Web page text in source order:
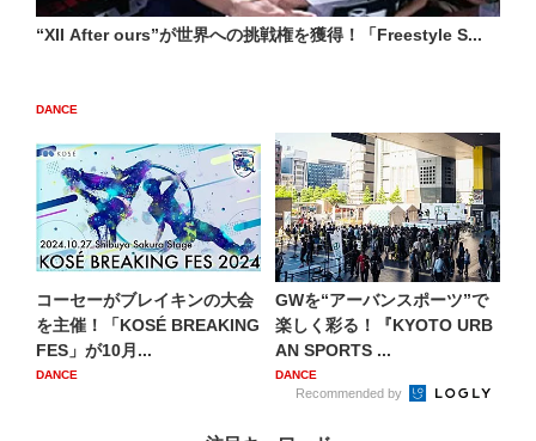
“XII After ours”が世界への挑戦権を獲得！「Freestyle S...
DANCE
コーセーがブレイキンの大会
を主催！「KOSÉ BREAKING
FES」が10月...
DANCE
GWを“アーバンスポーツ”で
楽しく彩る！『KYOTO URB
AN SPORTS ...
DANCE
Recommended by